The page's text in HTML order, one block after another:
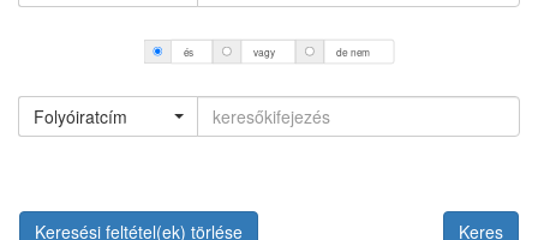
és vagy de nem
Folyóiratcím
Keresési feltétel(ek) törlése